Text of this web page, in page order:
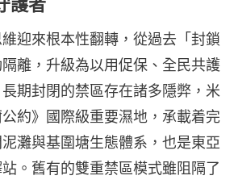
迎來根本性翻轉，從過去「封鎖
離，升級為以用促保、全民共護
期封閉的禁區存在諸多隱弊，米
約》國際級重要濕地，承載着完
灘與基圍塘生態體系，也是東亞
。舊有的雙重禁區模式雖阻隔了